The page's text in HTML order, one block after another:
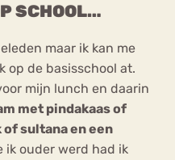
SCHOOL…
maar ik kan me
op de basisschool at.
mijn lunch en daarin
met pindakaas of
of sultana en een
ik ouder werd had ik